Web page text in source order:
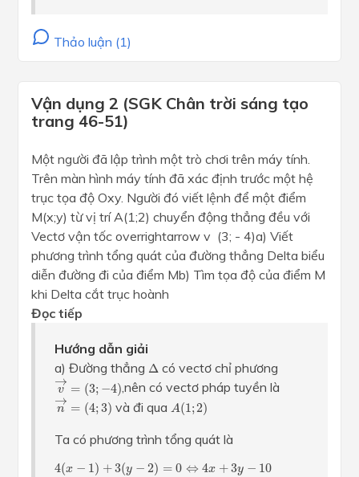
Thảo luận (1)
Vận dụng 2 (SGK Chân trời sáng tạo
trang 46-51)
Một người đã lập trình một trò chơi trên máy tính.
Trên màn hình máy tính đã xác định trước một hệ
trục tọa độ Oxy. Người đó viết lệnh để một điểm
M(x;y) từ vị trí A(1;2) chuyển động thẳng đều với
Vectơ vận tốc overrightarrow v (3; - 4)a) Viết
phương trình tổng quát của đường thẳng Delta biểu
diễn đường đi của điểm Mb) Tìm tọa độ của điểm M
khi Delta cắt trục hoành
Đọc tiếp
Hướng dẫn giải
a) Đường thẳng Δ
Δ có vectơ chỉ phương
→
v = (3; −4)
v→ −4
,nên có vectơ pháp tuyền là
→
n = (4;3)
n→ (4;3
và đi qua A(1;2)
A (1 2)
Ta có phương trình tổng quát là
4(x − 1) +3(y − 2) = 0 ⇔ 4x +3y − 10
4(x 1) + 3 y−2 =0⇔ 4x + 3 y − 10=0